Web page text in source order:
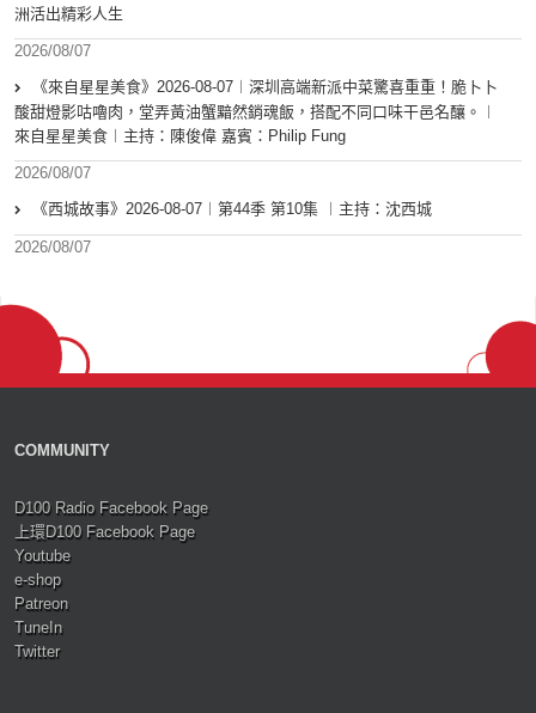
洲活出精彩人生
2026/08/07
《來自星星美食》2026-08-07︱深圳高端新派中菜驚喜重重！脆卜卜
酸甜燈影咕嚕肉，堂弄黃油蟹黯然銷魂飯，搭配不同口味干邑名釀。︱
來自星星美食︱主持：陳俊偉 嘉賓：Philip Fung
2026/08/07
《西城故事》2026-08-07︱第44季 第10集 ︱主持：沈西城
2026/08/07
COMMUNITY
D100 Radio Facebook Page
上環D100 Facebook Page
Youtube
e-shop
Patreon
TuneIn
Twitter